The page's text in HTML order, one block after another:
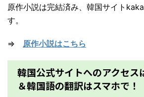
原作小説は完結済み、韓国サイト
す。
⇒ 原作小説はこちら
韓国公式サイトへのアクセス
＆韓国語の翻訳はスマホで！